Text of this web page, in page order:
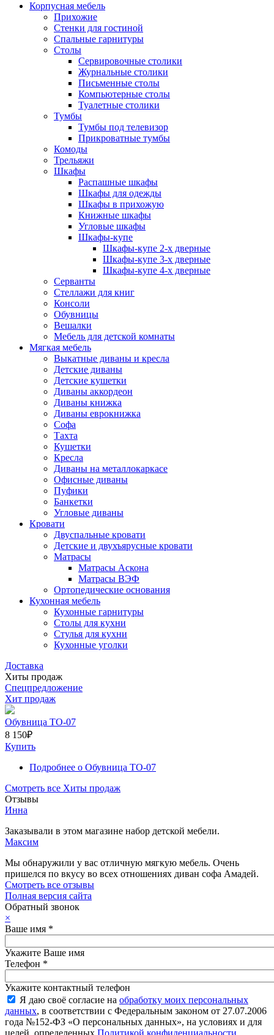
Корпусная мебель
Прихожие
Стенки для гостиной
Спальные гарнитуры
Столы
Сервировочные столики
Журнальные столики
Письменные столы
Компьютерные столы
Туалетные столики
Тумбы
Тумбы под телевизор
Прикроватные тумбы
Комоды
Трельяжи
Шкафы
Распашные шкафы
Шкафы для одежды
Шкафы в прихожую
Книжные шкафы
Угловые шкафы
Шкафы-купе
Шкафы-купе 2-x дверные
Шкафы-купе 3-х дверные
Шкафы-купе 4-х дверные
Серванты
Стеллажи для книг
Консоли
Обувницы
Вешалки
Мебель для детской комнаты
Мягкая мебель
Выкатные диваны и кресла
Детские диваны
Детские кушетки
Диваны аккордеон
Диваны книжка
Диваны еврокнижка
Софа
Тахта
Кушетки
Кресла
Диваны на металлокаркасе
Офисные диваны
Пуфики
Банкетки
Угловые диваны
Кровати
Двуспальные кровати
Детские и двухъярусные кровати
Матрасы
Матрасы Аскона
Матрасы ВЭФ
Ортопедические основания
Кухонная мебель
Кухонные гарнитуры
Столы для кухни
Стулья для кухни
Кухонные уголки
Доставка
Хиты продаж
Спецпредложение
Хит продаж
Обувница ТО-07
8 150₽
Купить
Подробнее о Обувница ТО-07
Смотреть все Хиты продаж
Отзывы
Инна
Заказывали в этом магазине набор детской мебели.
Максим
Мы обнаружили у вас отличную мягкую мебель. Очень
пришелся по вкусу во всех отношениях диван софа Амадей.
Смотреть все отзывы
Полная версия сайта
Обратный звонок
×
Ваше имя *
Укажите Ваше имя
Телефон *
Укажите контактный телефон
Я даю своё согласие на обработку моих персональных
данных, в соответствии с Федеральным законом от 27.07.2006
года №152-ФЗ «О персональных данных», на условиях и для
целей, определенных Политикой конфиденциальности